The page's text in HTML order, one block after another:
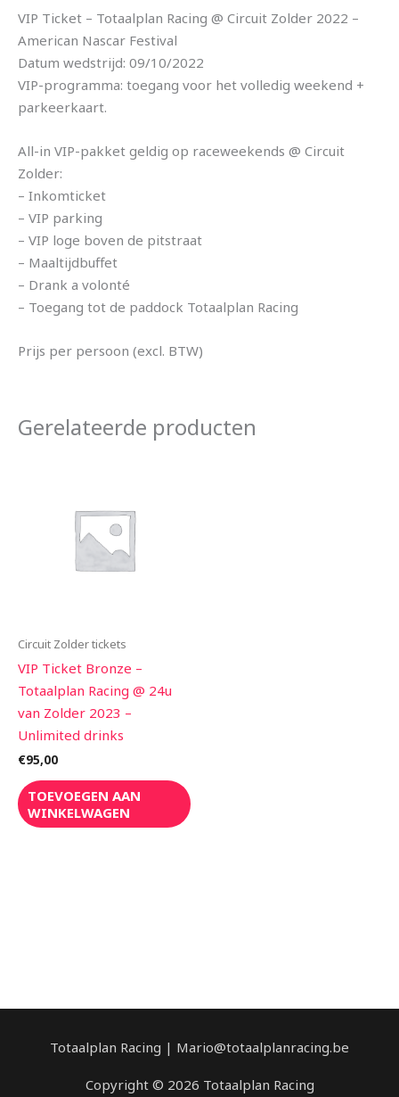
VIP Ticket – Totaalplan Racing @ Circuit Zolder 2022 –
American Nascar Festival
Datum wedstrijd: 09/10/2022
VIP-programma: toegang voor het volledig weekend +
parkeerkaart.
All-in VIP-pakket geldig op raceweekends @ Circuit
Zolder:
– Inkomticket
– VIP parking
– VIP loge boven de pitstraat
– Maaltijdbuffet
– Drank a volonté
– Toegang tot de paddock Totaalplan Racing
Prijs per persoon (excl. BTW)
Gerelateerde producten
Circuit Zolder tickets
VIP Ticket Bronze –
Totaalplan Racing @ 24u
van Zolder 2023 –
Unlimited drinks
€95,00
TOEVOEGEN AAN
WINKELWAGEN
Totaalplan Racing | Mario@totaalplanracing.be
Copyright © 2026 Totaalplan Racing